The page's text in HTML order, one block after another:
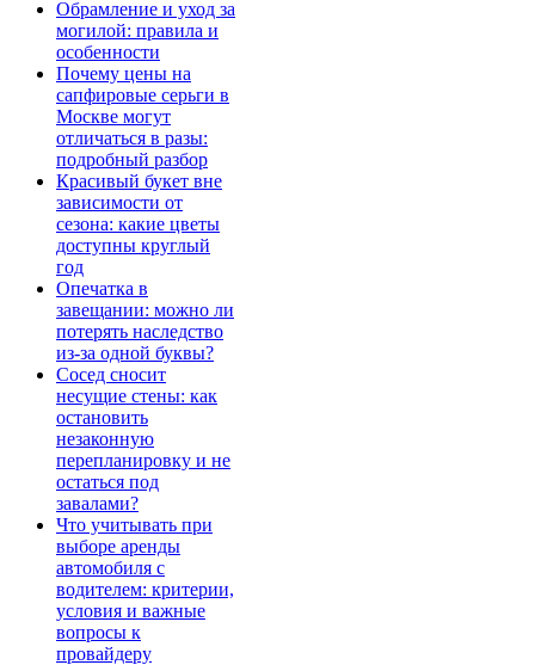
Обрамление и уход за
могилой: правила и
особенности
Почему цены на
сапфировые серьги в
Москве могут
отличаться в разы:
подробный разбор
Красивый букет вне
зависимости от
сезона: какие цветы
доступны круглый
год
Опечатка в
завещании: можно ли
потерять наследство
из-за одной буквы?
Сосед сносит
несущие стены: как
остановить
незаконную
перепланировку и не
остаться под
завалами?
Что учитывать при
выборе аренды
автомобиля с
водителем: критерии,
условия и важные
вопросы к
провайдеру